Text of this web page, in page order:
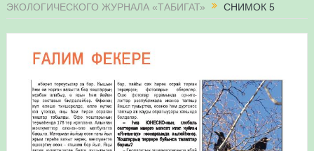
Итоги акции «Соловьиные вечера-2026» в
Три птенца сапсанов Уралсиба получили имена и
кольца
Итоги акции «Весенняя перекличка-2026» в
Республике Башкортостан
ЭКОЛОГИЧЕСКОГО ЖУРНАЛА «ТАБИГАТ»
СНИМОК 5